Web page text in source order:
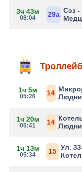
3ч 43м
08:04 29а Сэз
1ч 5м
05:26 14
1ч 20м
05:41 14
1ч 13м
05:34 15 Ул.